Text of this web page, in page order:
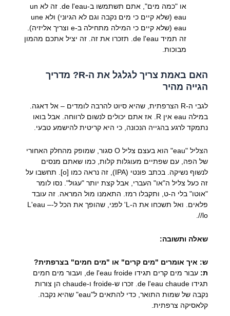
או "כמה מים", אתם תשתמשו ב-de l'eau. זה לא un
eau(שלא קיים כי מים נקבה וגם לא הגיוני) ולא une
eau
(שלא קיים כי המילה מתחילה ב-e וצריך אליזיה).
זה תמיד de l'eau. תזכרו את זה. זה יציל אתכם מהמון
מבוכות.
האם באמת צריך לגלגל את ה-R? מדריך
הגייה מהיר
לגבי ה-R הצרפתית, שהיא סיוט להרבה לומדים – אל דאגה.
במילה eau
אין R. אז אתם יכולים לנשום לרווחה. אבל בואו
נתמקד לרגע בהגייה הנכונה, כי היא קריטית להישמע טבעי.
הצליל "eau" הוא בעצם צליל O סגור, שמופק מהחלק האחורי
של הפה, עם שפתיים מעוגלות קלות, כמו שאתם מנסים
לנשוף נשיקה. בכתב פונטי (IPA), זה נראה כמו [o]. תחשבו על
זה כעל צליל ה"או" העברי, אבל קצת יותר "עגול". נסו לומר
"אוטו" בלי ה-ט, ותקבלו רמז. התאמנו מול המראה. זה עובד
פלאים. ואל תשכחו את ה-L' לפני, שהופך את הכל ל-
L'eau –
/lo/.
שאלה ותשובה:
ש: איך אומרים "מים קרים" או "מים חמים" בצרפתית?
ת: עבור מים קרים תגידו de l'eau froide, ועבור מים חמים
תגידו de l'eau chaude. זכרו ש-froideו-chaudeהן צורות
נקבה של שמות התואר, כדי להתאים ל"eau" שהיא נקבה.
קלאסיקה צרפתית.